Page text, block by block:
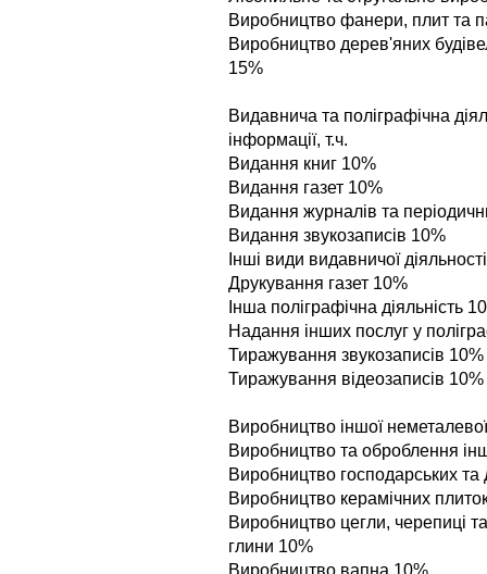
Виробництво фанери, плит та
Виробництво дерев'яних
15%
Видавнича та полiграфiчна
iнформацiї, т.ч.
Видання книг 10%
Видання газет 10%
Видання журналiв та
Видання звукозаписiв 10%
Iншi види видавничої
Друкування газет 10%
Iнша полiграфiчна дiяльнiсть
Надання iнших послуг у
Тиражування звукозаписiв 10%
Тиражування вiдеозаписiв 10%
Виробництво iншої
Виробництво та оброблення
Виробництво господарських
Виробництво керамiчних
Виробництво цегли, черепицi
глини 10%
Виробництво вапна 10%